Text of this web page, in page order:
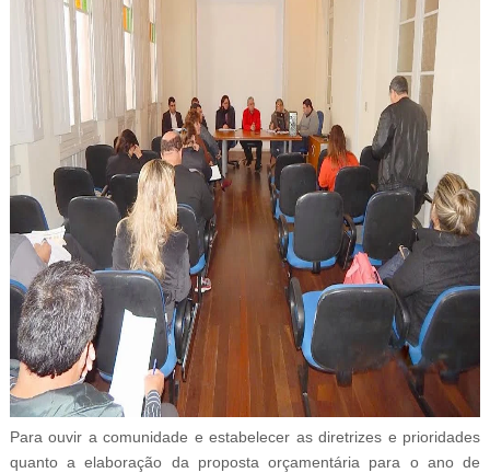
Para ouvir a comunidade e estabelecer as diretrizes e prioridades
quanto a elaboração da proposta orçamentária para o ano de